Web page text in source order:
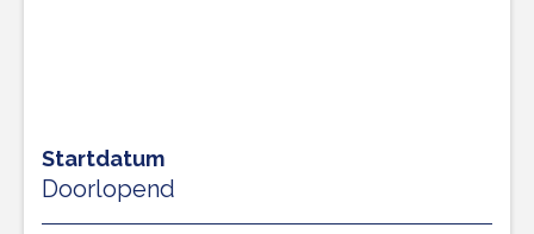
Startdatum
Doorlopend